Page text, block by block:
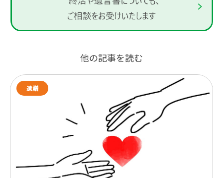
他の記事を読む
遺贈